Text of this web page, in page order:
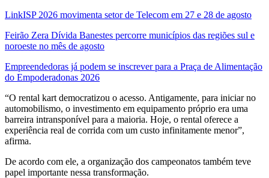
LinkISP 2026 movimenta setor de Telecom em 27 e 28 de agosto
Feirão Zera Dívida Banestes percorre municípios das regiões sul e
noroeste no mês de agosto
Empreendedoras já podem se inscrever para a Praça de Alimentação
do Empoderadonas 2026
“O rental kart democratizou o acesso. Antigamente, para iniciar no
automobilismo, o investimento em equipamento próprio era uma
barreira intransponível para a maioria. Hoje, o rental oferece a
experiência real de corrida com um custo infinitamente menor”,
afirma.
De acordo com ele, a organização dos campeonatos também teve
papel importante nessa transformação.